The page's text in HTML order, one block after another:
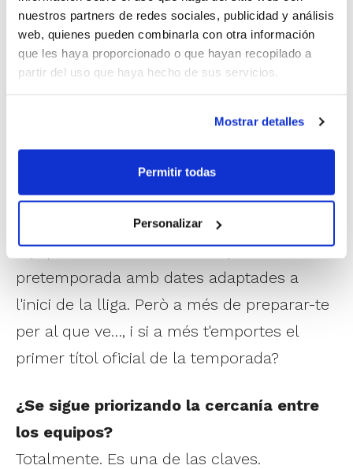
nuestros partners de redes sociales, publicidad y análisis
web, quienes pueden combinarla con otra información
que les haya proporcionado o que hayan recopilado a
partir del uso que haya hecho de sus servicios.
Mostrar detalles
Permitir todas
Personalizar
¿A qui va dirigida la Lliga Valenciana
2025?
A tots els equips. Està oberta a totes les
Masculí i Femení. Incloent la categoria
Preinfantil.
Quin és l'objectiu de la competició?
Garantir la millor posada a punt dels
equips amb un calendari de partits de
pretemporada amb dates adaptades a
l'inici de la lliga. Però a més de preparar-te
per al que ve…, i si a més t'emportes el
primer títol oficial de la temporada?
¿Se sigue priorizando la cercanía entre
los equipos?
Totalmente. Es una de las claves.